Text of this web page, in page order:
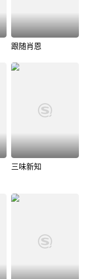
跟随肖恩
三味新知